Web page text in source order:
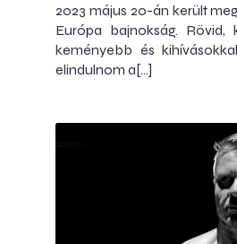
2023 május 20-án került
Európa bajnokság. Rövid,
keményebb és
elindulnom a[…]